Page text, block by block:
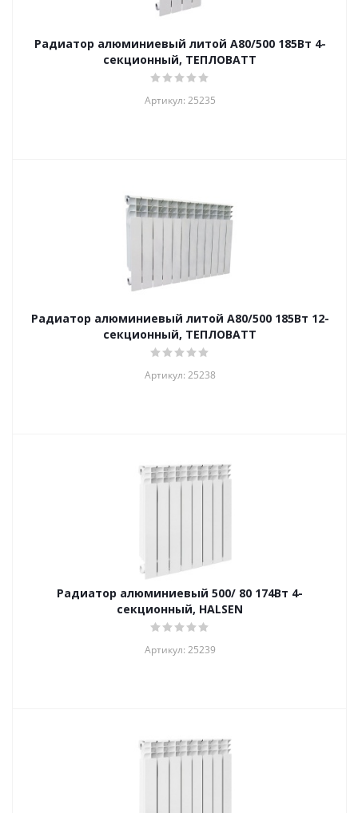
Радиатор алюминиевый литой А80/500 185Вт 4-
секционный, ТЕПЛОВАТТ
Артикул: 25235
Радиатор алюминиевый литой А80/500 185Вт 12-
секционный, ТЕПЛОВАТТ
Артикул: 25238
Радиатор алюминиевый 500/ 80 174Вт 4-
секционный, HALSEN
Артикул: 25239